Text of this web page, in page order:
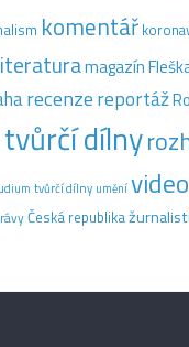
komentář
magazín
recenzereportáž
dílny
tvůrčí dílny uměnívideo
Česká republika